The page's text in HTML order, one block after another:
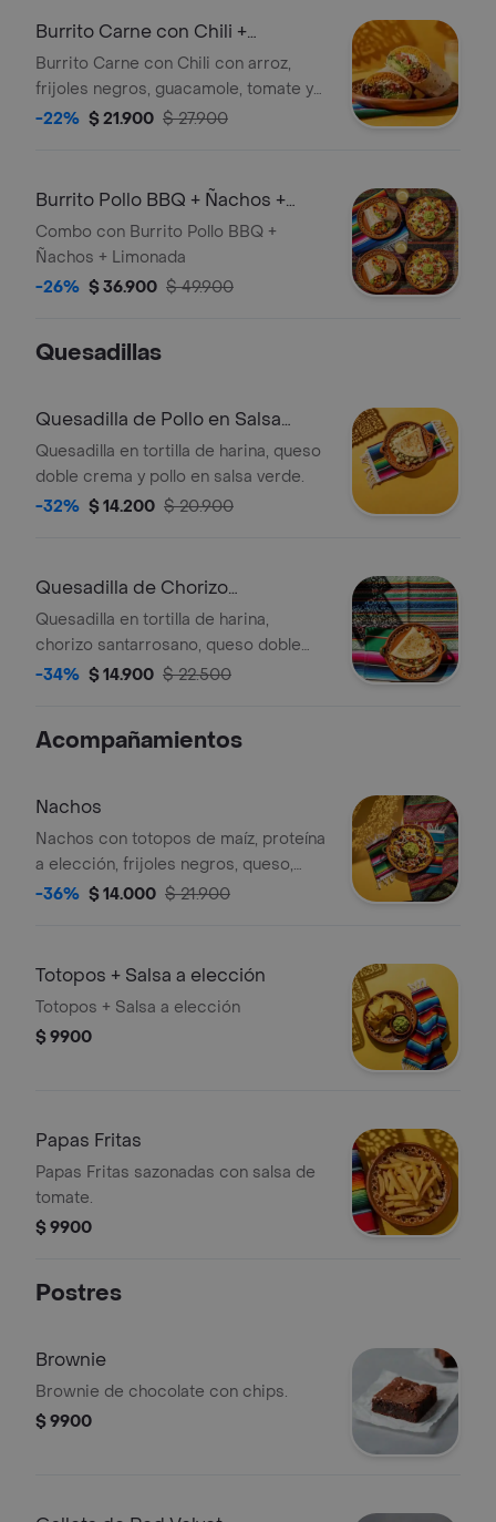
Burrito Carne con Chili +
Limonada
Burrito Carne con Chili con arroz,
frijoles negros, guacamole, tomate y
queso. Incluye limonada.
-22% $ 21.900 $ 27.900
Burrito Pollo BBQ + Ñachos +
Limonada
Combo con Burrito Pollo BBQ +
Ñachos + Limonada
-26% $ 36.900 $ 49.900
Quesadillas
Quesadilla de Pollo en Salsa
Verde
Quesadilla en tortilla de harina, queso
doble crema y pollo en salsa verde.
-32% $ 14.200 $ 20.900
Quesadilla de Chorizo
Santarrossano
Quesadilla en tortilla de harina,
chorizo santarrosano, queso doble
crema y salsa verde.
-34% $ 14.900 $ 22.500
Acompañamientos
Nachos
Nachos con totopos de maíz, proteína
a elección, frijoles negros, queso,
guacamole y pico de gallo.
-36% $ 14.000 $ 21.900
Totopos + Salsa a elección
Totopos + Salsa a elección
$ 9900
Papas Fritas
Papas Fritas sazonadas con salsa de
tomate.
$ 9900
Postres
Brownie
Brownie de chocolate con chips.
$ 9900